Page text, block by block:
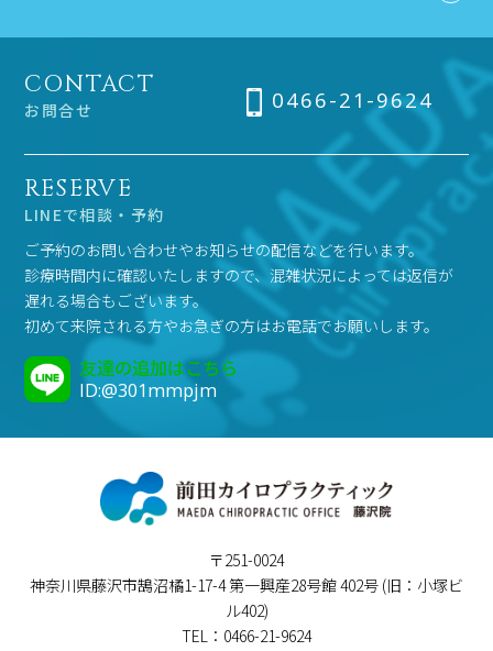
CONTACT
お問合せ 0466-21-9624
RESERVE
LINEで相談・予約
ご予約のお問い合わせやお知らせの配信などを行います。
診療時間内に確認いたしますので、混雑状況によっては返信が
遅れる場合もございます。
初めて来院される方やお急ぎの方はお電話でお願いします。
友達の追加はこちら
ID:@301mmpjm
〒251-0024
神奈川県藤沢市鵠沼橘1-17-4 第一興産28号館 402号 (旧：小塚ビ
ル402)
TEL：0466-21-9624